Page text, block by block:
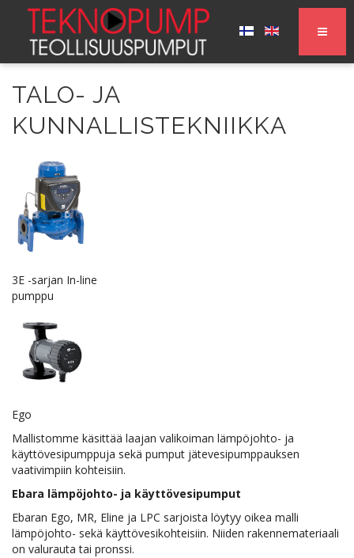
TALO- JA
KUNNALLISTEKNIIKKA
3E -sarjan In-line
pumppu
Ego
Mallistomme käsittää laajan valikoiman lämpöjohto- ja
käyttövesipumppuja sekä pumput jätevesipumppauksen
vaativimpiin kohteisiin.
Ebara lämpöjohto- ja käyttövesipumput
Ebaran Ego, MR, Eline ja LPC sarjoista löytyy oikea malli
lämpöjohto- sekä käyttövesikohteisiin. Niiden rakennemateriaali
on valurauta tai pronssi.